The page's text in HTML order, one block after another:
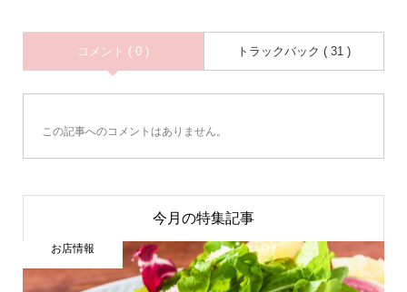
コメント ( 0 ) トラックバック ( 31 )
この記事へのコメントはありません。
今月の特集記事
お店情報